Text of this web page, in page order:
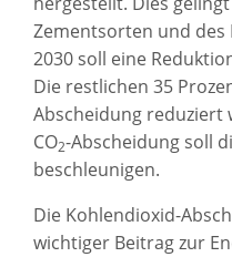
Zementsorten und des
2030 soll eine
Die restlichen 35
Abscheidung reduziert
CO2-Abscheidung soll
beschleunigen.
Die Kohlendioxid-
wichtiger Beitrag zur